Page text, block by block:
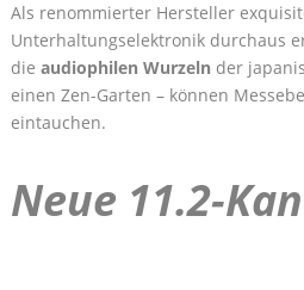
Als renommierter Hersteller
Unterhaltungselektronik durchaus
dieaudiophilen Wurzeln der
einen Zen-Garten – können
eintauchen.
Neue 11.2-